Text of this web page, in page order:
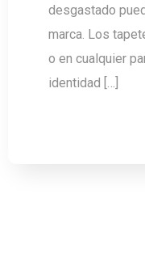
desgastado
marca. Los
o en cualquier
identidad […]